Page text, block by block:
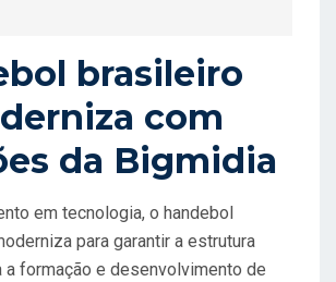
brasileiro
com
da Bigmidia
em tecnologia, o handebol
para garantir a estrutura
a formação e desenvolvimento de